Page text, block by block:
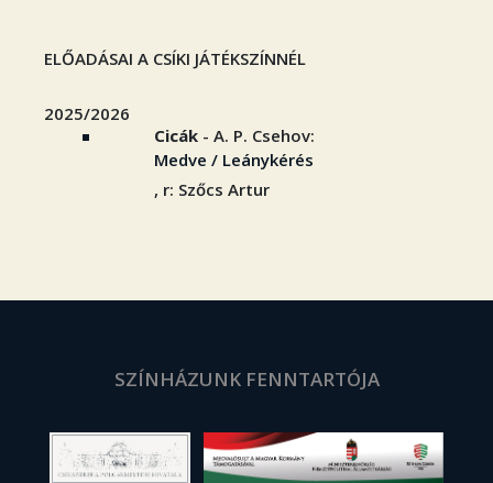
ELŐADÁSAI A CSÍKI JÁTÉKSZÍNNÉL
2025/2026
Cicák - A. P. Csehov:
Medve / Leánykérés
, r: Szőcs Artur
SZÍNHÁZUNK FENNTARTÓJA